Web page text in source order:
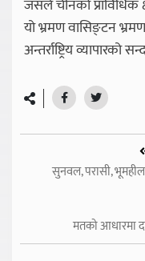
जसले चीनको प्राविधिक
यो भ्रमण वासिङ्टन
अन्तर्राष्ट्रिय
सुनवल, परासी,
मतको आधारमा